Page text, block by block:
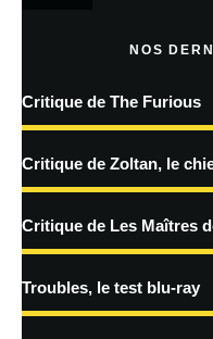
traitées
NOS
Critique de The Furious
Critique de Zoltan, le
Critique de Les Maîtres
Troubles, le test blu-ray